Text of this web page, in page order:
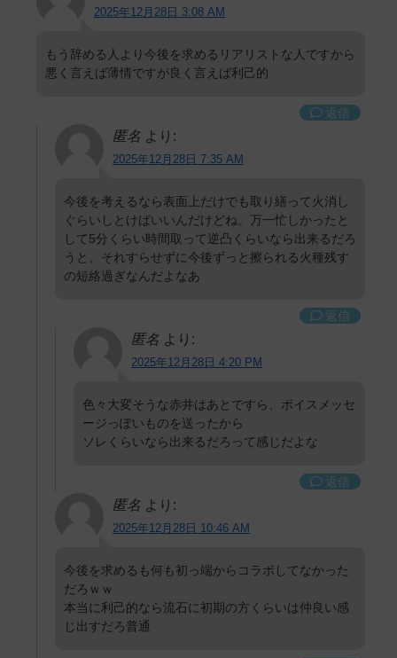
2025年12月28日 3:08 AM
もう辞める人より今後を求めるリアリストな人ですから
悪く言えば薄情ですが良く言えば利己的
返信
匿名 より:
2025年12月28日 7:35 AM
今後を考えるなら表面上だけでも取り繕って火消し
ぐらいしとけばいいんだけどね。万一忙しかったと
して5分くらい時間取って逆凸くらいなら出来るだろ
うと、それすらせずに今後ずっと擦られる火種残す
の短絡過ぎなんだよなあ
返信
匿名 より:
2025年12月28日 4:20 PM
色々大変そうな赤井はあとですら、ボイスメッセ
ージっぽいものを送ったから
ソレくらいなら出来るだろって感じだよな
返信
匿名 より:
2025年12月28日 10:46 AM
今後を求めるも何も初っ端からコラボしてなかった
だろｗｗ
本当に利己的なら流石に初期の方くらいは仲良い感
じ出すだろ普通